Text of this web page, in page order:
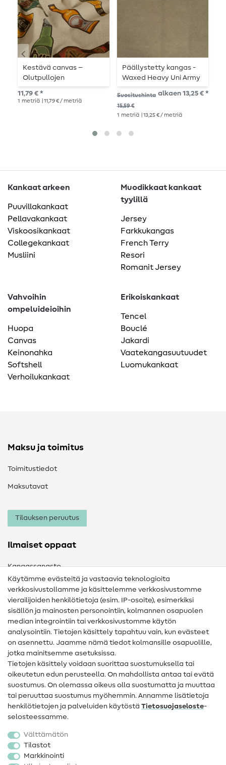
Kestävä canvas –
Olutpullojen
pellavainen beige look
11,79 € *
1 metriä | 11,79 € / metriä
Päällystetty kangas -
Waxed Heavy Uni Army
Suositushinta
15,59 €
alkaen 13,25 € *
1 metriä | 13,25 € / metriä
Kankaat arkeen
Puuvillakankaat
Pellavakankaat
Viskoosikankaat
Collegekankaat
Musliini
Muodikkaat kankaat
tyylillä
Jersey
Farkkukangas
French Terry
Resori
Romanit Jersey
Vahvoihin
ompeluideioihin
Huopa
Canvas
Keinonahka
Softshell
Verhoilukankaat
Erikoiskankaat
Tencel
Bouclé
Jakardi
Vaatekangasuutuudet
Luomukankaat
Maksu ja toimitus
Toimitustiedot
Maksutavat
Tilauksen peruutus
Ilmaiset oppaat
Kangassanasto
Ompelusanasto
Ompeluohjeet
Apua ja yhteystiedot
Yhteystiedot
Tietoa omistajanvaihdoksesta
Peruutusoikeus
Suosittu
Kankaat
Ompelutarvikkeet
Käytämme evästeitä ja vastaavia teknologioita
verkkosivustollamme ja käsittelemme verkkosivustomme
vierailijoiden henkilötietoja (esim. IP-osoite), esimerkiksi
sisällön ja mainosten personointiin, kolmannen osapuolen
median integrointiin tai verkkosivustomme käytön
analysointiin. Tietojen käsittely tapahtuu vain, kun evästeet
on asennettu. Jaamme nämä tiedot kolmansille osapuolille,
jotka mainitsemme asetuksissa.
Tietojen käsittely voidaan suorittaa suostumuksella tai
oikeutetun edun perusteella. On mahdollista antaa tai evätä
suostumus. On olemassa oikeus olla suostumatta ja muuttaa
tai peruuttaa suostumus myöhemmin. Annamme lisätietoja
henkilötietojen ja palveluiden käytöstä Tietosuojaseloste-
selosteessamme.
Välttämätön
Tilastot
Markkinointi